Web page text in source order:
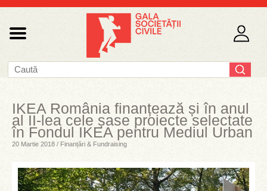
IKEA România finanțează și în anul
al II-lea cele șase proiecte selectate
în Fondul IKEA pentru Mediul Urban
20 Martie 2018 / Finanțări & Fundraising